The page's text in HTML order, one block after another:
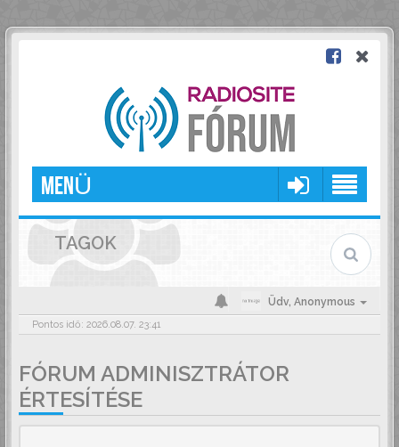
MENÜ
TAGOK
Üdv, Anonymous
Pontos idő: 2026.08.07. 23:41
FÓRUM ADMINISZTRÁTOR
ÉRTESÍTÉSE